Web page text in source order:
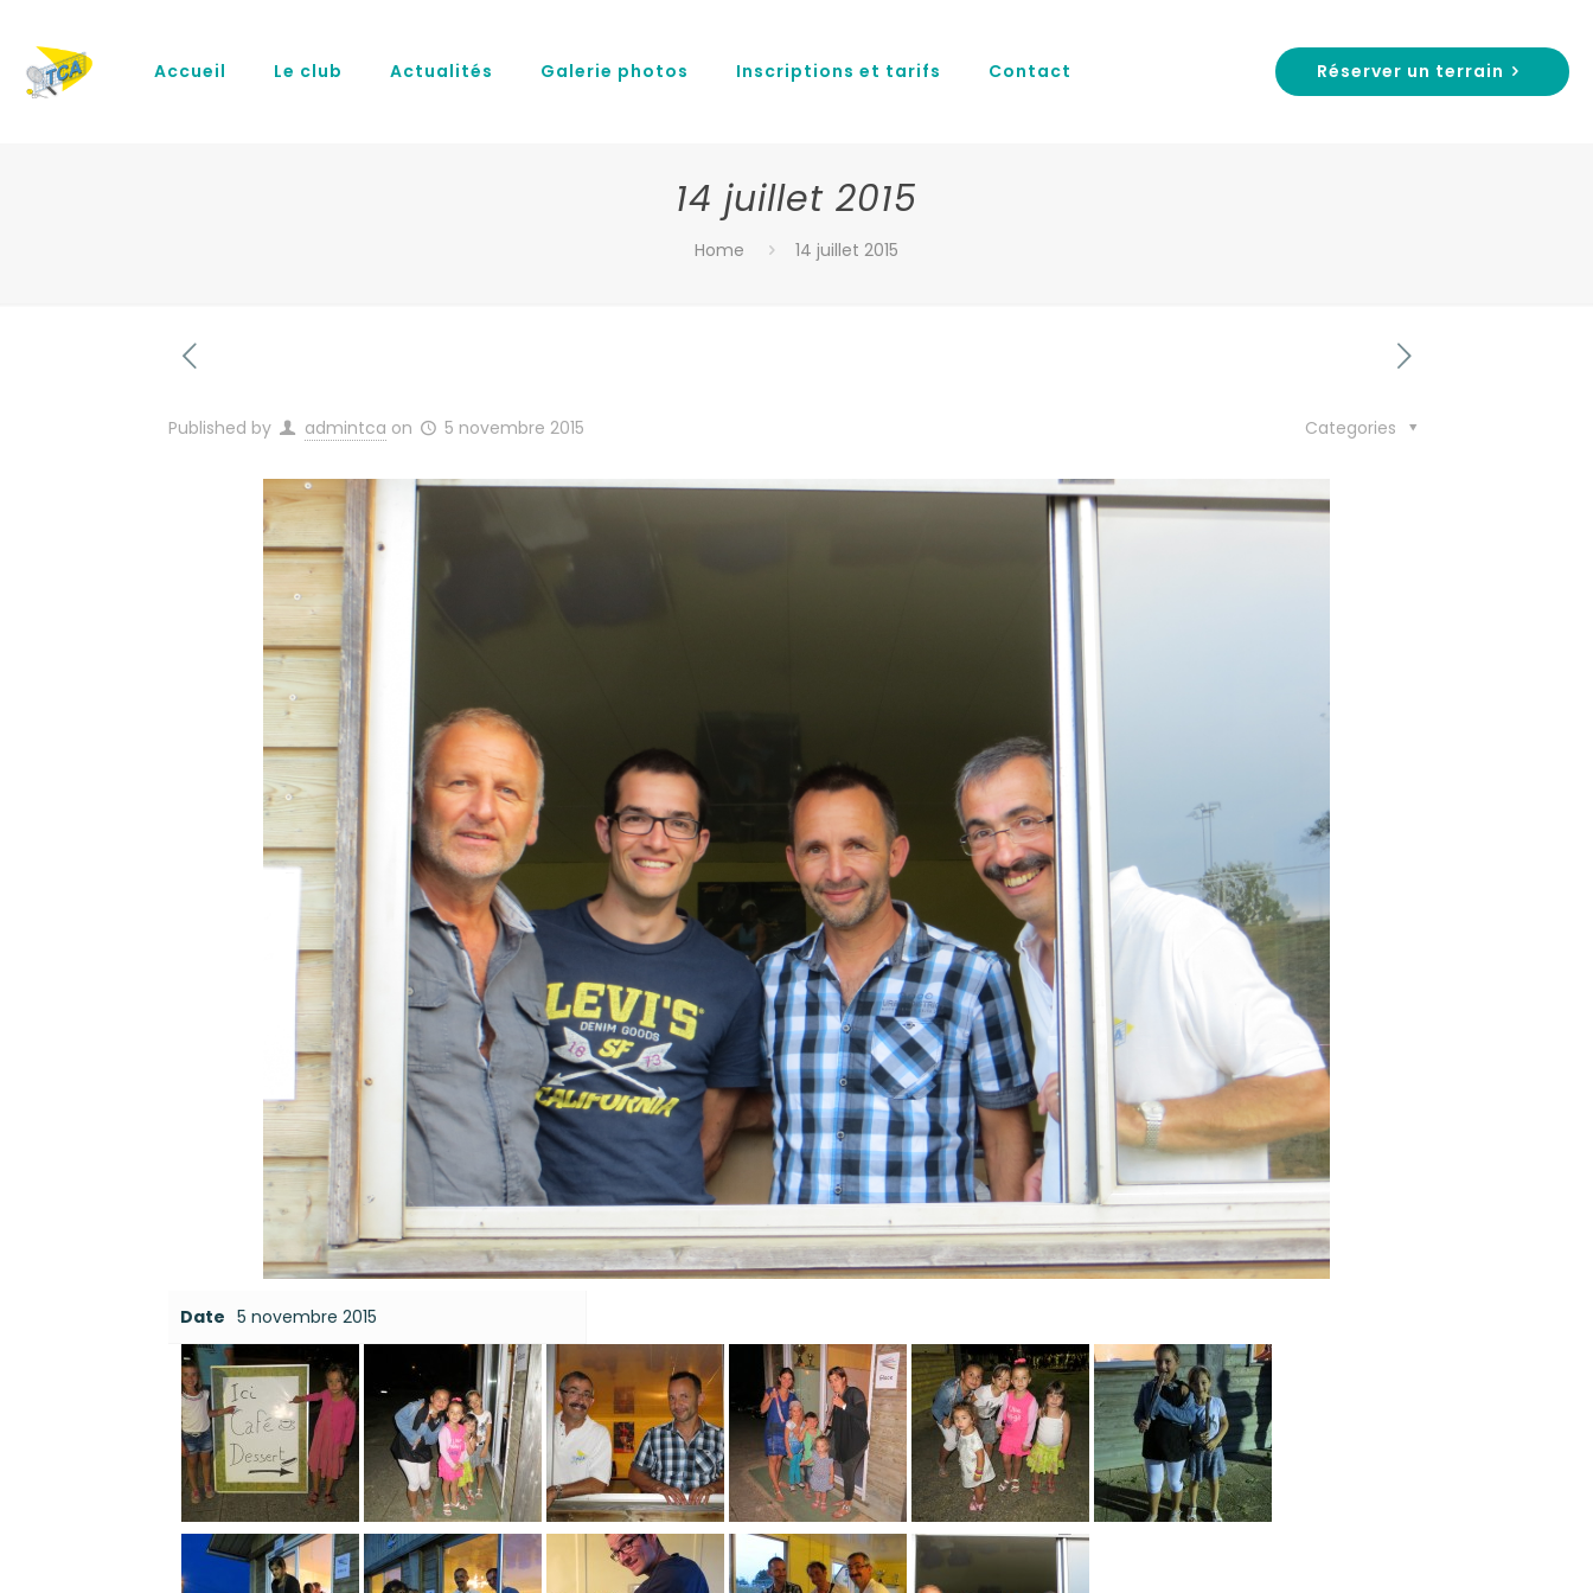
Accueil Le club Actualités Galerie photos Inscriptions et tarifs Contact Réserver un terrain
14 juillet 2015
Home 14 juillet 2015
Published by admintca on 5 novembre 2015 Categories
Date 5 novembre 2015